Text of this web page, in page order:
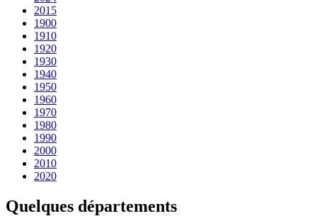
2015
1900
1910
1920
1930
1940
1950
1960
1970
1980
1990
2000
2010
2020
Quelques départements